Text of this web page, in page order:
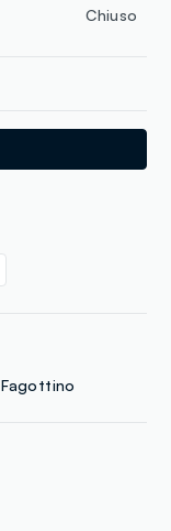
Chiuso
Fagottino